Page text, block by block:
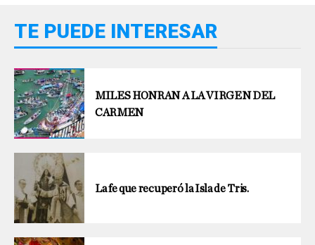
TE PUEDE INTERESAR
MILES HONRAN A LA VIRGEN DEL
CARMEN
La fe que recuperó la Isla de Tris.